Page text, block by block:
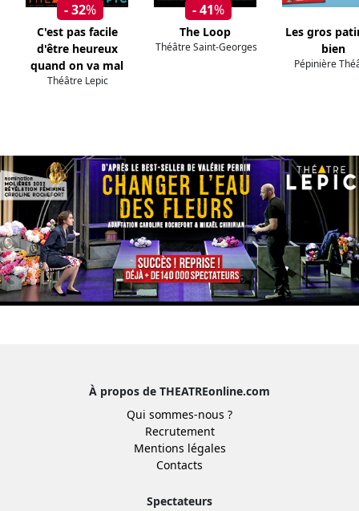
- 32%
C'est pas facile
d'être heureux
quand on va mal
Théâtre Lepic
- 41%
The Loop
Théâtre Saint-Georges
Les gros
bien
Pépinière
À propos de THEATREonline.com
Qui sommes-nous ?
Recrutement
Mentions légales
Contacts
Spectateurs